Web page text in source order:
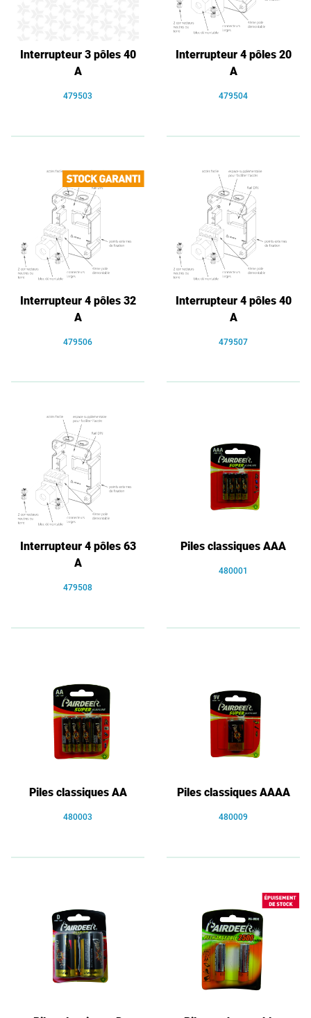
Interrupteur 3 pôles 40
A
479503
Interrupteur 4 pôles 20
A
479504
Interrupteur 4 pôles 32
A
479506
Interrupteur 4 pôles 40
A
479507
Interrupteur 4 pôles 63
A
479508
Piles classiques AAA
480001
Piles classiques AA
480003
Piles classiques AAAA
480009